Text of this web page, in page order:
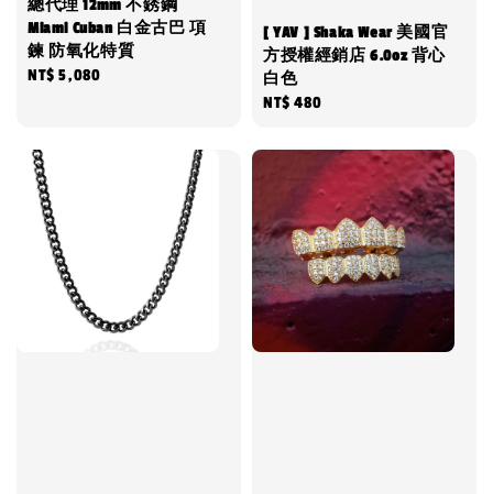
總代理 12mm 不銹鋼
Miami Cuban 白金古巴 項
鍊 防氧化特質
Regular
NT$ 5,080
[ YAV ] Shaka Wear 美國官
方授權經銷店 6.0oz 背心
白色
Regular
NT$ 480